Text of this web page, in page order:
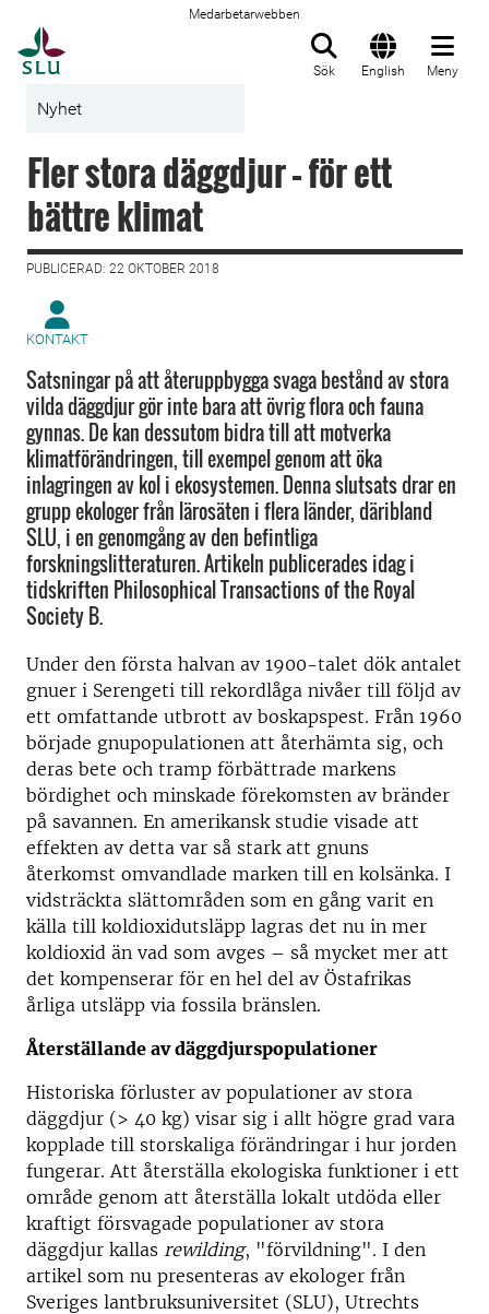
Medarbetarwebben
Sök English Meny
Nyhet
Fler stora däggdjur – för ett
bättre klimat
PUBLICERAD: 22 OKTOBER 2018
KONTAKT
Satsningar på att återuppbygga svaga bestånd av stora
vilda däggdjur gör inte bara att övrig flora och fauna
gynnas. De kan dessutom bidra till att motverka
klimatförändringen, till exempel genom att öka
inlagringen av kol i ekosystemen. Denna slutsats drar en
grupp ekologer från lärosäten i flera länder, däribland
SLU, i en genomgång av den befintliga
forskningslitteraturen. Artikeln publicerades idag i
tidskriften Philosophical Transactions of the Royal
Society B.
Under den första halvan av 1900-talet dök antalet
gnuer i Serengeti till rekordlåga nivåer till följd av
ett omfattande utbrott av boskapspest. Från 1960
började gnupopulationen att återhämta sig, och
deras bete och tramp förbättrade markens
bördighet och minskade förekomsten av bränder
på savannen. En amerikansk studie visade att
effekten av detta var så stark att gnuns
återkomst omvandlade marken till en kolsänka. I
vidsträckta slättområden som en gång varit en
källa till koldioxidutsläpp lagras det nu in mer
koldioxid än vad som avges – så mycket mer att
det kompenserar för en hel del av Östafrikas
årliga utsläpp via fossila bränslen.
Återställande av däggdjurspopulationer
Historiska förluster av populationer av stora
däggdjur (> 40 kg) visar sig i allt högre grad vara
kopplade till storskaliga förändringar i hur jorden
fungerar. Att återställa ekologiska funktioner i ett
område genom att återställa lokalt utdöda eller
kraftigt försvagade populationer av stora
däggdjur kallas rewilding, "förvildning". I den
artikel som nu presenteras av ekologer från
Sveriges lantbruksuniversitet (SLU), Utrechts